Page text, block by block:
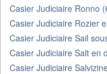
Casier Judiciaire Ronno
Casier Judiciaire Rozier
Casier Judiciaire Sail
Casier Judiciaire Salt en
Casier Judiciaire